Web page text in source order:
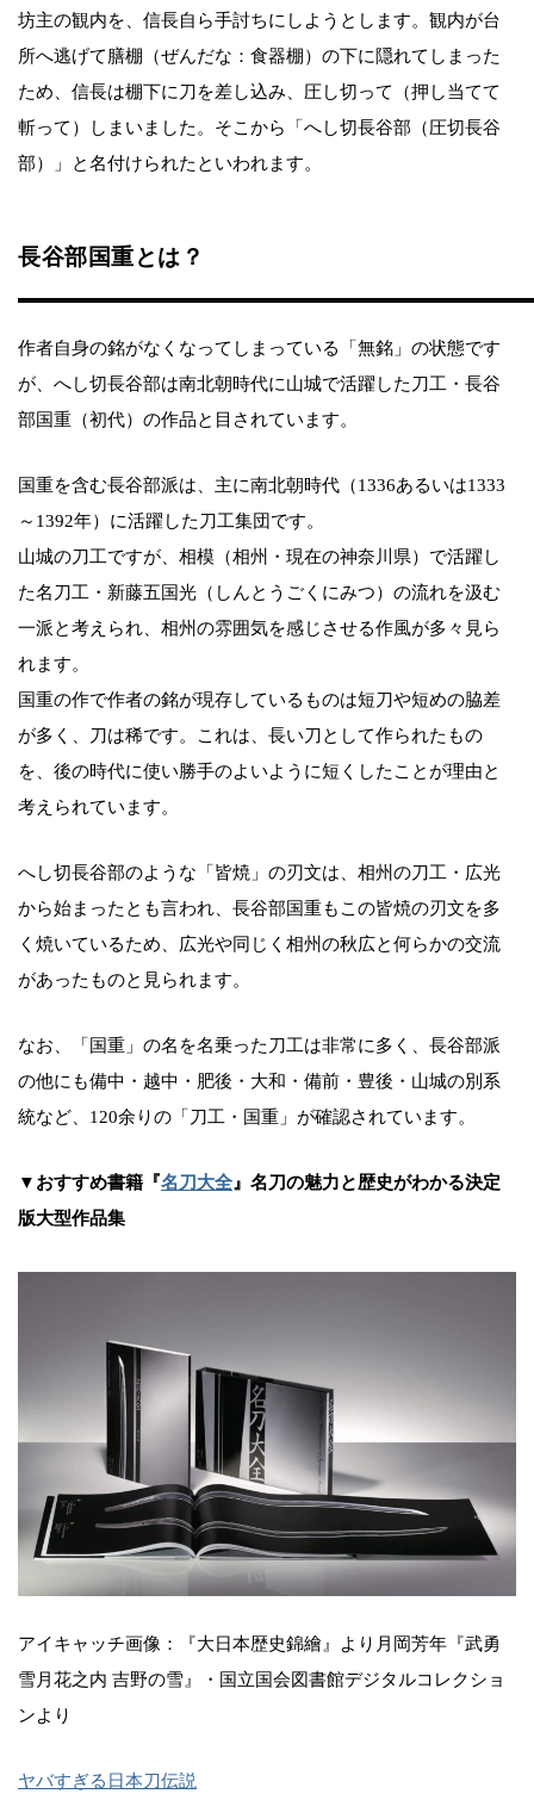
坊主の観内を、信長自ら手討ちにしようとします。観内が台
所へ逃げて膳棚（ぜんだな：食器棚）の下に隠れてしまった
ため、信長は棚下に刀を差し込み、圧し切って（押し当てて
斬って）しまいました。そこから「へし切長谷部（圧切長谷
部）」と名付けられたといわれます。
長谷部国重とは？
作者自身の銘がなくなってしまっている「無銘」の状態です
が、へし切長谷部は南北朝時代に山城で活躍した刀工・長谷
部国重（初代）の作品と目されています。
国重を含む長谷部派は、主に南北朝時代（1336あるいは1333
～1392年）に活躍した刀工集団です。
山城の刀工ですが、相模（相州・現在の神奈川県）で活躍し
た名刀工・新藤五国光（しんとうごくにみつ）の流れを汲む
一派と考えられ、相州の雰囲気を感じさせる作風が多々見ら
れます。
国重の作で作者の銘が現存しているものは短刀や短めの脇差
が多く、刀は稀です。これは、長い刀として作られたもの
を、後の時代に使い勝手のよいように短くしたことが理由と
考えられています。
へし切長谷部のような「皆焼」の刃文は、相州の刀工・広光
から始まったとも言われ、長谷部国重もこの皆焼の刃文を多
く焼いているため、広光や同じく相州の秋広と何らかの交流
があったものと見られます。
なお、「国重」の名を名乗った刀工は非常に多く、長谷部派
の他にも備中・越中・肥後・大和・備前・豊後・山城の別系
統など、120余りの「刀工・国重」が確認されています。
▼おすすめ書籍『名刀大全』名刀の魅力と歴史がわかる決定
版大型作品集
アイキャッチ画像：『大日本歴史錦繪』より月岡芳年『武勇
雪月花之内 吉野の雪』・国立国会図書館デジタルコレクショ
ンより
ヤバすぎる日本刀伝説